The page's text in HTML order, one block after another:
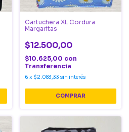
Cartuchera XL Cordura
Margaritas
$12.500,00
$10.625,00 con
Transferencia
6 x $2.083,33 sin interés